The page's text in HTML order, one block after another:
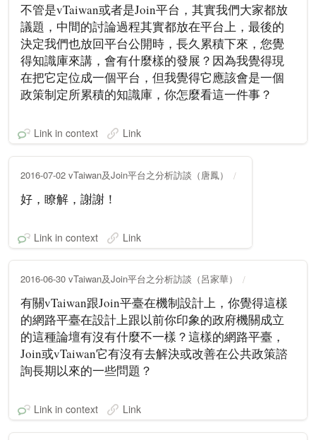
不管是vTaiwan或者是Join平台，其實我們大家都放
議題，中間的討論過程其實都放在平台上，最後的
決定我們也放回平台公開時，長久累積下來，您覺
得知識庫來講，會有什麼樣的發展？因為我覺得現
在把它定位成一個平台，但我覺得它應該會是一個
政策制定所累積的知識庫，你怎麼看這一件事？
Link in context Link
2016-07-02 vTaiwan及Join平台之分析訪談（唐鳳）
好，瞭解，謝謝！
Link in context Link
2016-06-30 vTaiwan及Join平台之分析訪談（呂家華）
有關vTaiwan跟Join平臺在機制設計上，你覺得這樣
的網路平臺在設計上跟以前你印象的政府機關成立
的這種論壇有沒有什麼不一樣？這樣的網路平臺，
Join或vTaiwan它有沒有去解決或改善在公共政策諮
詢長期以來的一些問題？
Link in context Link